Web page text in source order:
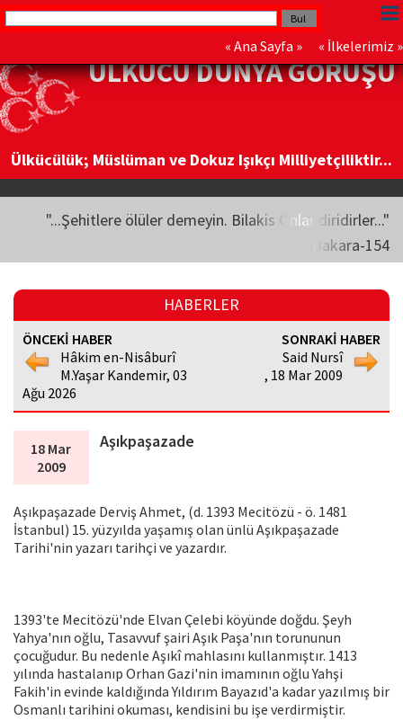
« Ana Sayfa » « İlkelerimiz »
ÜLKÜCÜ DÜNYA GÖRÜŞÜ
Ülkücülük; Müslüman ve Dokuz Işıkçı Milliyetçiliktir...
"...Şehitlere ölüler demeyin. Bilakis Onlar diridirler..."
Bakara-154
HABERLER
ÖNCEKİ HABER
Hâkim en-Nisâburî
M.Yaşar Kandemir, 03
Ağu 2026
SONRAKİ HABER
Said Nursî
, 18 Mar 2009
18 Mar
2009
Aşıkpaşazade
Aşıkpaşazade Derviş Ahmet, (d. 1393 Mecitözü - ö. 1481
İstanbul) 15. yüzyılda yaşamış olan ünlü Aşıkpaşazade
Tarihi'nin yazarı tarihçi ve yazardır.
1393'te Mecitözü'nde Elvan Çelebi köyünde doğdu. Şeyh
Yahya'nın oğlu, Tasavvuf şairi Aşık Paşa'nın torununun
çocuğudur. Bu nedenle Aşıkî mahlasını kullanmıştır. 1413
yılında hastalanıp Orhan Gazi'nin imamının oğlu Yahşi
Fakih'in evinde kaldığında Yıldırım Bayazıd'a kadar yazılmış bir
Osmanlı tarihini okuması, kendisini bu işe verdirmiştir.